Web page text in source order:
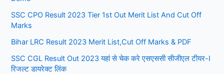
SSC CPO Result 2023 Tier 1st Out Merit List And Cut Off
Marks
Bihar LRC Result 2023 Merit List,Cut Off Marks & PDF
SSC CGL Result Out 2023 यहां से चेक करे एसएससी सीजीएल टीयर-I
रिजल्ट डायरेक्ट लिंक